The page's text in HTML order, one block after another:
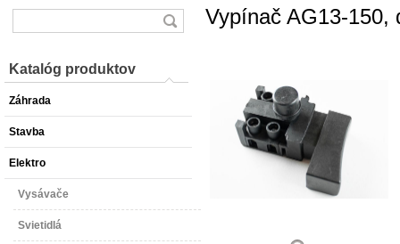
Katalóg produktov
Záhrada
Stavba
Elektro
Vysávače
Svietidlá
Vypínač AG13-150,